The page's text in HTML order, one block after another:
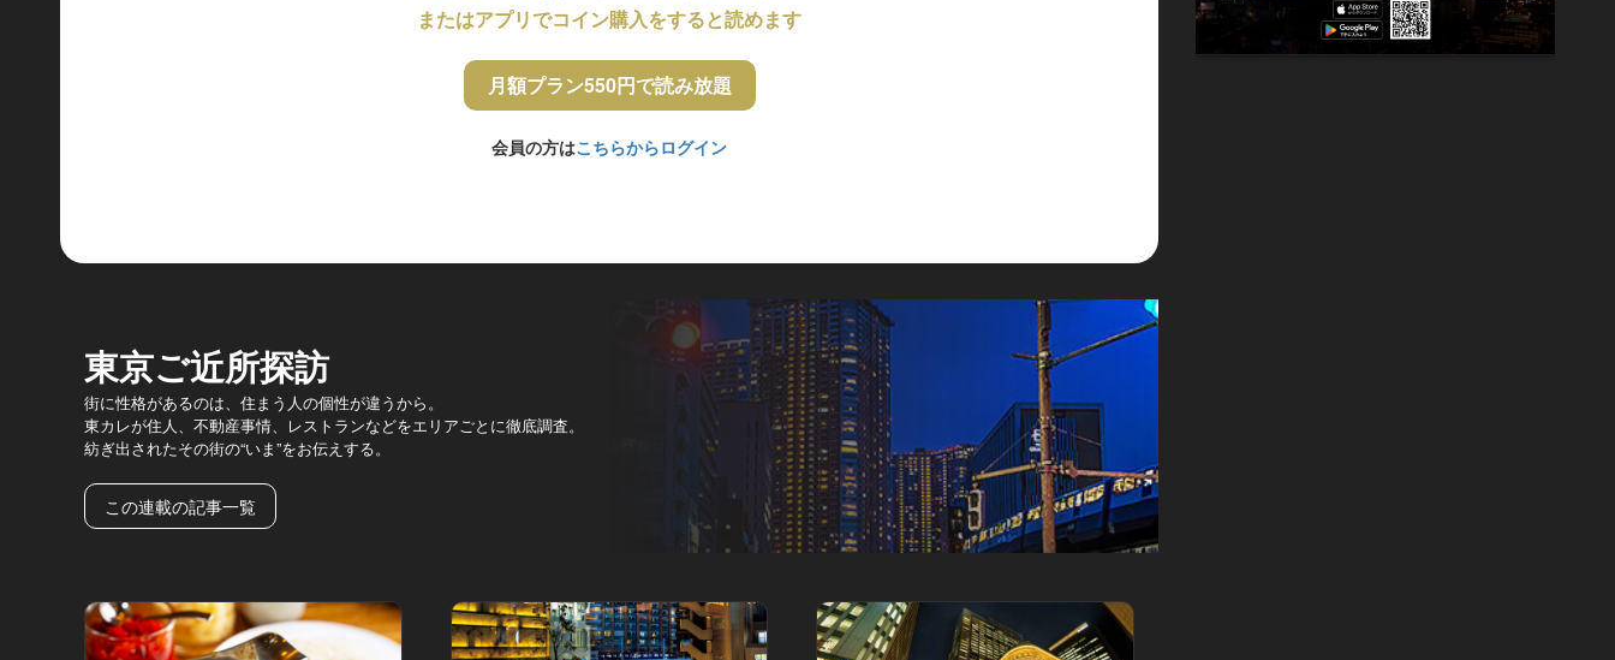
またはアプリでコイン購入をすると読めます
月額プラン550円で読み放題
会員の方はこちらからログイン
東京ご近所探訪
街に性格があるのは、住まう人の個性が違うから。
東カレが住人、不動産事情、レストランなどをエリアごとに徹底調査。
紡ぎ出されたその街の“いま”をお伝えする。
この連載の記事一覧